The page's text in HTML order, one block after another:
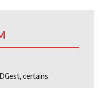
certains